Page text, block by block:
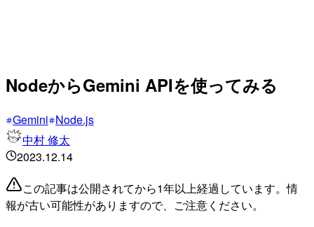
NodeからGemini APIを使ってみる
Gemini Node.js
中村 修太
2023.12.14
この記事は公開されてから1年以上経過しています。情
報が古い可能性がありますので、ご注意ください。